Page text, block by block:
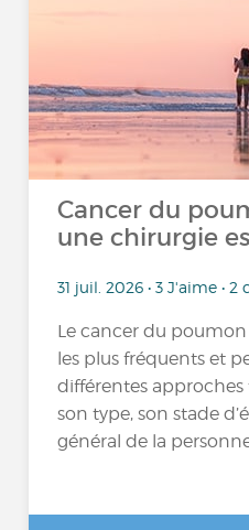
Cancer du
une chirurgie
31 juil. 2026 • 3 J'aime •
Le cancer du poumon
les plus fréquents et
différentes
son type, son stade
général de la personne